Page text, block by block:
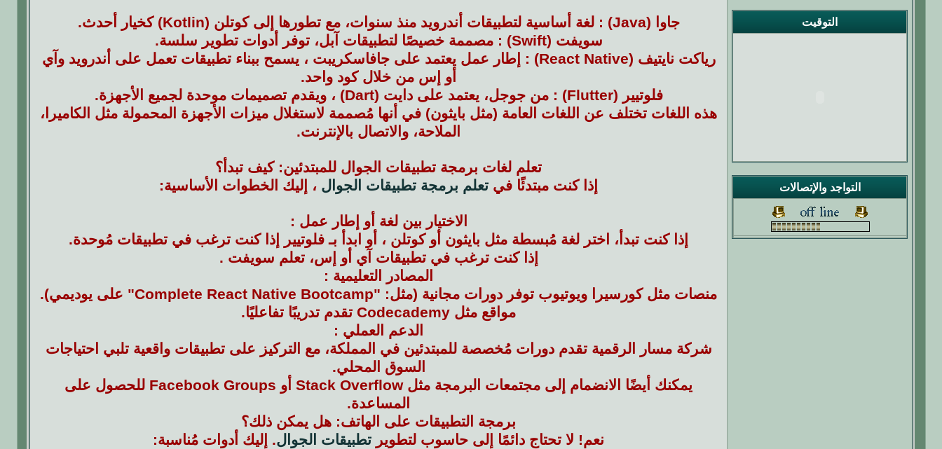
التوقيت
التواجد والإتصالات
جاوا (Java) : لغة أساسية لتطبيقات أندرويد منذ سنوات، مع تطورها إلى كوتلن (Kotlin) كخيار أحدث.
سويفت (Swift) : مصممة خصيصًا لتطبيقات آبل، توفر أدوات تطوير سلسة.
رياكت نايتيف (React Native) : إطار عمل يعتمد على جافاسكريبت ، يسمح ببناء تطبيقات تعمل على أندرويد وآي
أو إس من خلال كود واحد.
فلوتيير (Flutter) : من جوجل، يعتمد على دايت (Dart) ، ويقدم تصميمات موحدة لجميع الأجهزة.
هذه اللغات تختلف عن اللغات العامة (مثل بايثون) في أنها مُصممة لاستغلال ميزات الأجهزة المحمولة مثل الكاميرا،
الملاحة، والاتصال بالإنترنت.
تعلم لغات برمجة تطبيقات الجوال للمبتدئين: كيف تبدأ؟
إذا كنت مبتدئًا في تعلم برمجة تطبيقات الجوال ، إليك الخطوات الأساسية:
الاختيار بين لغة أو إطار عمل :
إذا كنت تبدأ، اختر لغة مُبسطة مثل بايثون أو كوتلن ، أو ابدأ بـ فلوتيير إذا كنت ترغب في تطبيقات مُوحدة.
إذا كنت ترغب في تطبيقات آي أو إس، تعلم سويفت .
المصادر التعليمية :
منصات مثل كورسيرا ويوتيوب توفر دورات مجانية (مثل: "Complete React Native Bootcamp" على يوديمي).
مواقع مثل Codecademy تقدم تدريبًا تفاعليًا.
الدعم العملي :
شركة مسار الرقمية تقدم دورات مُخصصة للمبتدئين في المملكة، مع التركيز على تطبيقات واقعية تلبي احتياجات
السوق المحلي.
يمكنك أيضًا الانضمام إلى مجتمعات البرمجة مثل Stack Overflow أو Facebook Groups للحصول على
المساعدة.
برمجة التطبيقات على الهاتف: هل يمكن ذلك؟
نعم! لا تحتاج دائمًا إلى حاسوب لتطوير تطبيقات الجوال. إليك أدوات مُناسبة: